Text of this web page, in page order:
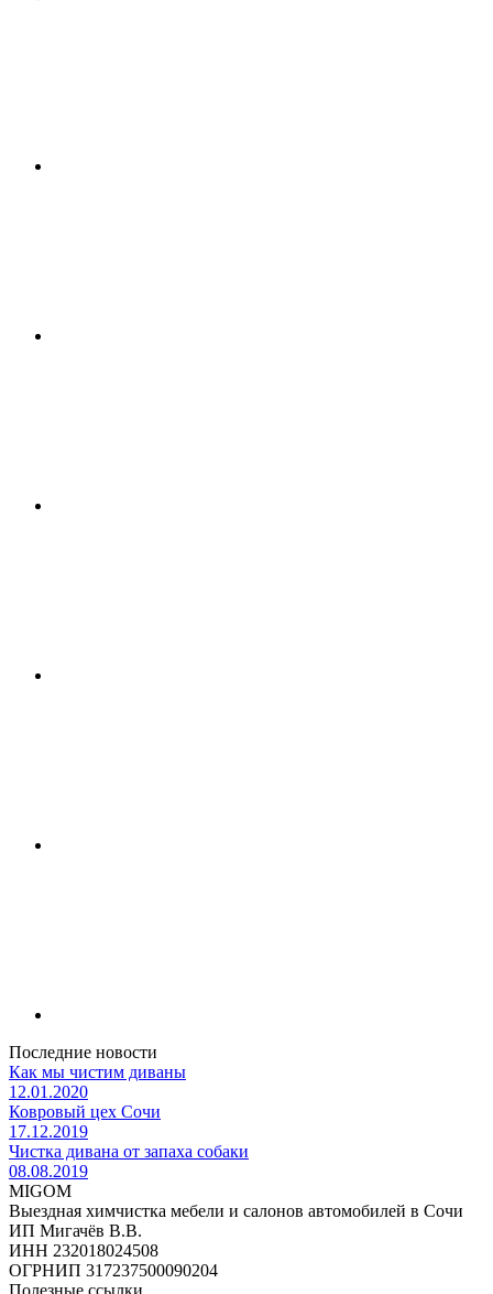
Последние новости
Как мы чистим диваны
12.01.2020
Ковровый цех Сочи
17.12.2019
Чистка дивана от запаха собаки
08.08.2019
MIGOM
Выездная химчистка мебели и салонов автомобилей в Сочи
ИП Мигачёв В.В.
ИНН 232018024508
ОГРНИП 317237500090204
Полезные ссылки